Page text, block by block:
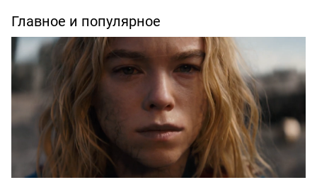
Главное и популярное